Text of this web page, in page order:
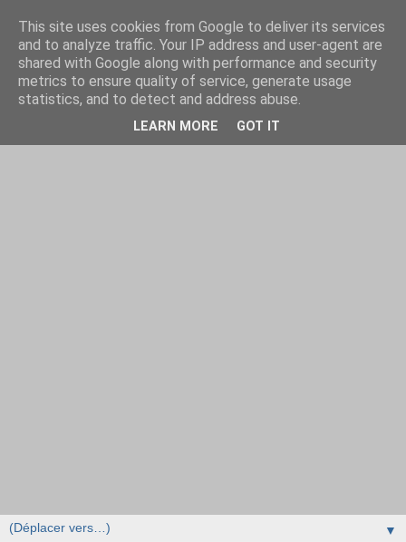
▼
This site uses cookies from Google to deliver its services
and to analyze traffic. Your IP address and user-agent are
shared with Google along with performance and security
metrics to ensure quality of service, generate usage
statistics, and to detect and address abuse.
LEARN MORE GOT IT